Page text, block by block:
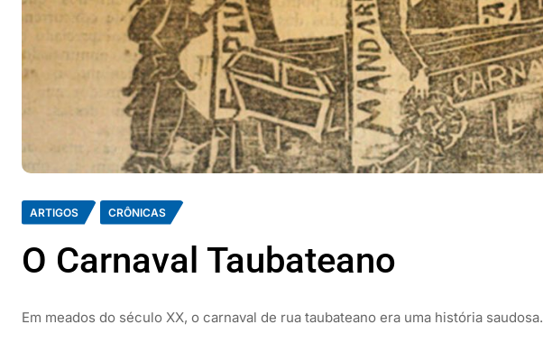
ARTIGOS CRÔNICAS
O Carnaval Taubateano
Em meados do século XX, o carnaval de rua taubateano era uma história saudosa.